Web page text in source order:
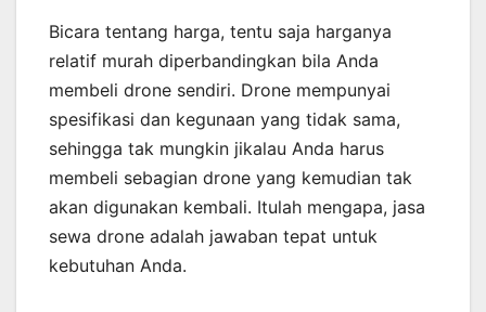
Bicara tentang harga, tentu saja harganya
relatif murah diperbandingkan bila Anda
membeli drone sendiri. Drone mempunyai
spesifikasi dan kegunaan yang tidak sama,
sehingga tak mungkin jikalau Anda harus
membeli sebagian drone yang kemudian tak
akan digunakan kembali. Itulah mengapa, jasa
sewa drone adalah jawaban tepat untuk
kebutuhan Anda.